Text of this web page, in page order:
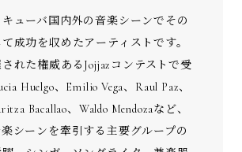
ューバ国内外の音楽シーンでその
成功を収めたアーティストです。
れた権威あるJojjazコンテストで受
Huelgo、Emilio Vega、Raul Paz、
Bacallao、Waldo Mendozaなど、
シーンを牽引する主要グループの